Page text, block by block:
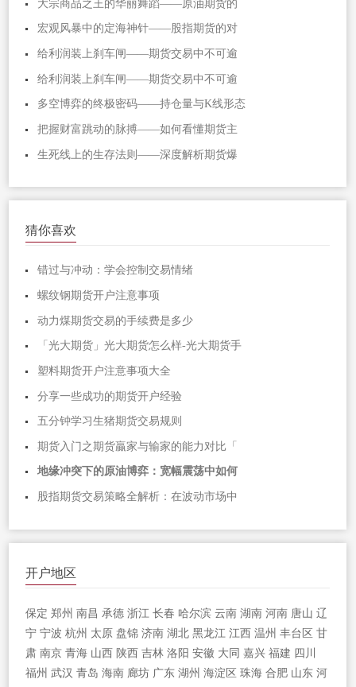
大宗商品之王的华丽舞蹈——原油期货的
宏观风暴中的定海神针——股指期货的对
给利润装上刹车闸——期货交易中不可逾
给利润装上刹车闸——期货交易中不可逾
多空博弈的终极密码——持仓量与K线形态
把握财富跳动的脉搏——如何看懂期货主
生死线上的生存法则——深度解析期货爆
猜你喜欢
错过与冲动：学会控制交易情绪
螺纹钢期货开户注意事项
动力煤期货交易的手续费是多少
「光大期货」光大期货怎么样-光大期货手
塑料期货开户注意事项大全
分享一些成功的期货开户经验
五分钟学习生猪期货交易规则
期货入门之期货贏家与输家的能力对比「
地缘冲突下的原油博弈：宽幅震荡中如何
股指期货交易策略全解析：在波动市场中
开户地区
保定 郑州 南昌 承德 浙江 长春 哈尔滨 云南 湖南 河南 唐山 辽
宁 宁波 杭州 太原 盘锦 济南 湖北 黑龙江 江西 温州 丰台区 甘
肃 南京 青海 山西 陕西 吉林 洛阳 安徽 大同 嘉兴 福建 四川
福州 武汉 青岛 海南 廊坊 广东 湖州 海淀区 珠海 合肥 山东 河